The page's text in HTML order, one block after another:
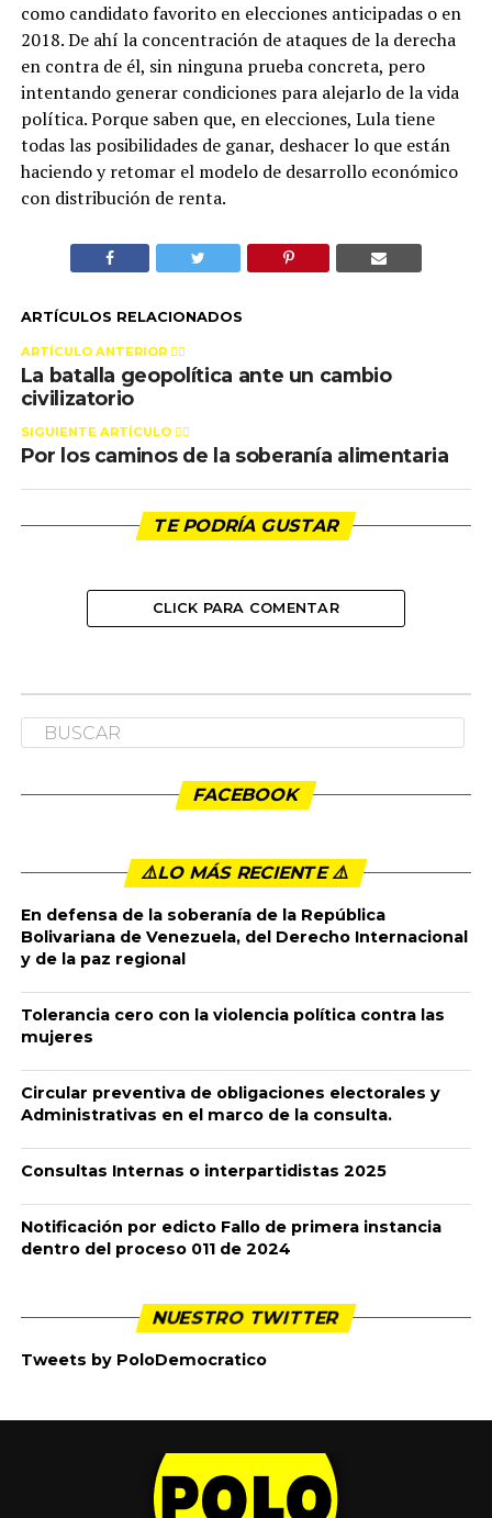
como candidato favorito en elecciones anticipadas o en
2018. De ahí la concentración de ataques de la derecha
en contra de él, sin ninguna prueba concreta, pero
intentando generar condiciones para alejarlo de la vida
política. Porque saben que, en elecciones, Lula tiene
todas las posibilidades de ganar, deshacer lo que están
haciendo y retomar el modelo de desarrollo económico
con distribución de renta.
ARTÍCULOS RELACIONADOS
ARTÍCULO ANTERIOR 👉🏻
La batalla geopolítica ante un cambio
civilizatorio
SIGUIENTE ARTÍCULO 👈🏻
Por los caminos de la soberanía alimentaria
TE PODRÍA GUSTAR
CLICK PARA COMENTAR
NACIONAL
Consultas Internas o
interpartidistas 2025
Publicado 10 meses ago en 10:56 am
admin
CONSULTA INTERPARTIDISTA 2025
A continuación encontrará la información a tener en cuenta
durante el proceso de RENDICIÓN DE CUENTAS de su campaña
aCONSULTA INTERPARTIDISTA 2025.